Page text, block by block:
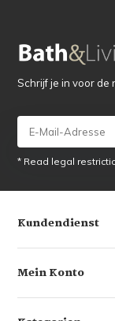
Schrijf je in voor de
* Read legal
Kundendienst
Mein Konto